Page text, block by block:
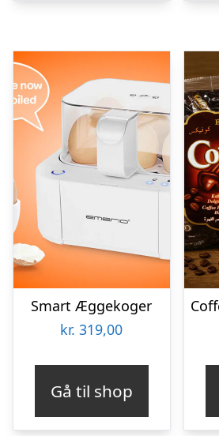
Smart Æggekoger
kr. 319,00
Gå til shop